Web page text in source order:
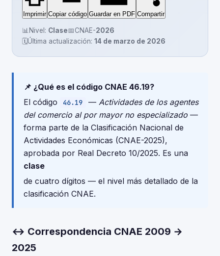
Imprimir Copiar código Guardar en PDF Compartir
📊 Nivel: Clase📅CNAE-2026
🗓️Última actualización: 14 de marzo de 2026
📌 ¿Qué es el código CNAE 46.19?
El código
46.19 — Actividades de los agentes
del comercio al por mayor no especializado —
forma parte de la Clasificación Nacional de
Actividades Económicas (CNAE-2025),
aprobada por Real Decreto 10/2025. Es una
clase
de cuatro dígitos — el nivel más detallado de la
clasificación CNAE.
↔ Correspondencia CNAE 2009 →
2025